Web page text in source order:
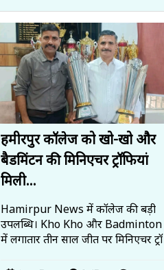
हमीरपुर कॉलेज को खो-खो और
बैडमिंटन की मिनिएचर ट्रॉफियां
मिली...
Hamirpur News में कॉलेज की बड़ी
उपलब्धि। Kho Kho और Badminton
में लगातार तीन साल जीत पर मिनिएचर ट्रॉ